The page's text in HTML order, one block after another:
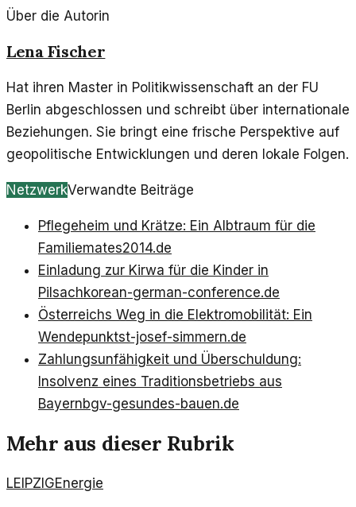
Über die Autorin
Lena Fischer
Hat ihren Master in Politikwissenschaft an der FU
Berlin abgeschlossen und schreibt über internationale
Beziehungen. Sie bringt eine frische Perspektive auf
geopolitische Entwicklungen und deren lokale Folgen.
NetzwerkVerwandte Beiträge
Pflegeheim und Krätze: Ein Albtraum für die
Familiemates2014.de
Einladung zur Kirwa für die Kinder in
Pilsachkorean-german-conference.de
Österreichs Weg in die Elektromobilität: Ein
Wendepunktst-josef-simmern.de
Zahlungsunfähigkeit und Überschuldung:
Insolvenz eines Traditionsbetriebs aus
Bayernbgv-gesundes-bauen.de
Mehr aus dieser Rubrik
LEIPZIGEnergie